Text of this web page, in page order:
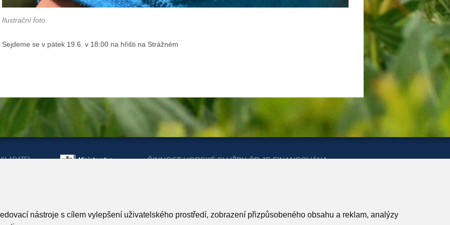
nástroje s cílem vylepšení uživatelského prostředí, zobrazení přizpůsobeného obsahu a reklam, analýzy
Ilustrační foto
Sejdeme se v pátek 19.6. v 18:00 na hřišti na Strážném
ČINNOST HORSKÉ SLUŽBY ČR JE FINANCOVÁNA
HORSKÉ SLUŽBY